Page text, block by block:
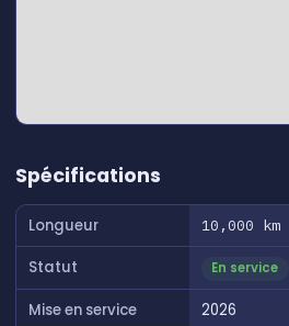
Spécifications
Longueur 10,000 km
Statut En service
Mise en service
2026